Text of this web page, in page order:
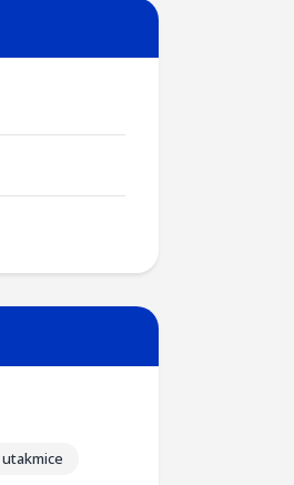
utakmice